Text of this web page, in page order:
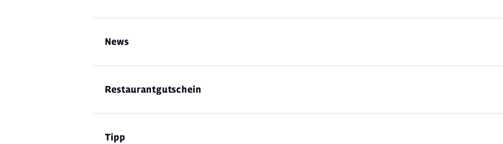
News
Restaurantgutschein
Tipp